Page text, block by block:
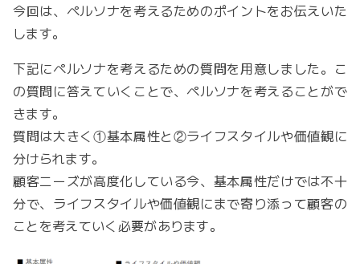
今回は、ペルソナを考えるためのポイントをお伝えいた
します。
下記にペルソナを考えるための質問を用意しました。こ
の質問に答えていくことで、ペルソナを考えることがで
きます。
質問は大きく①基本属性と②ライフスタイルや価値観に
分けられます。
顧客ニーズが高度化している今、基本属性だけでは不十
分で、ライフスタイルや価値観にまで寄り添って顧客の
ことを考えていく必要があります。